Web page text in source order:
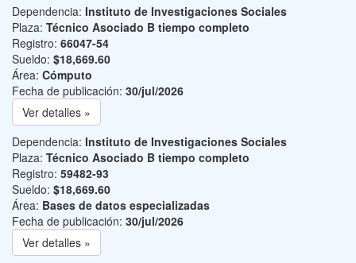
Dependencia: Instituto de Investigaciones Sociales
Plaza: Técnico Asociado B tiempo completo
Registro: 66047-54
Sueldo: $18,669.60
Área: Cómputo
Fecha de publicación: 30/jul/2026
Ver detalles »
Dependencia: Instituto de Investigaciones Sociales
Plaza: Técnico Asociado B tiempo completo
Registro: 59482-93
Sueldo: $18,669.60
Área: Bases de datos especializadas
Fecha de publicación: 30/jul/2026
Ver detalles »